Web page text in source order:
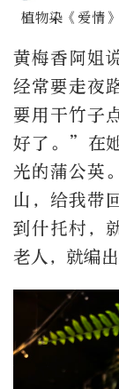
植物染《爱情》
黄梅香阿姐
经常要走夜
要用干竹子
好了。”在
光的蒲公英
山，给我带
到什托村，
老人，就编